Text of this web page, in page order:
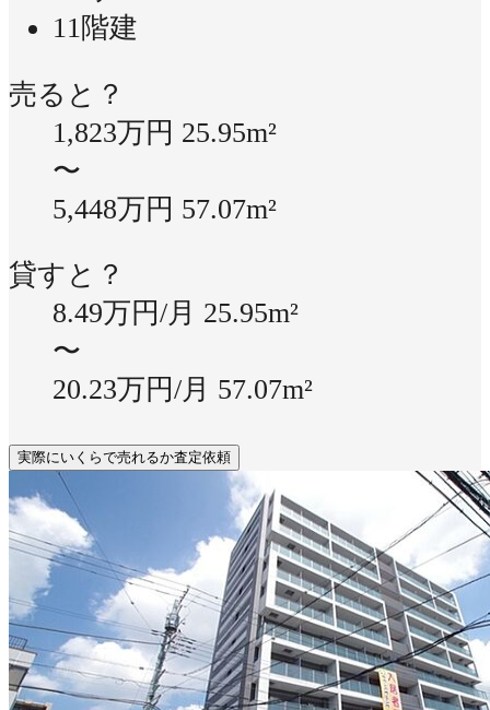
11階建
売ると？
1,823万円 25.95m²
〜
5,448万円 57.07m²
貸すと？
8.49万円/月 25.95m²
〜
20.23万円/月 57.07m²
実際にいくらで売れるか査定依頼